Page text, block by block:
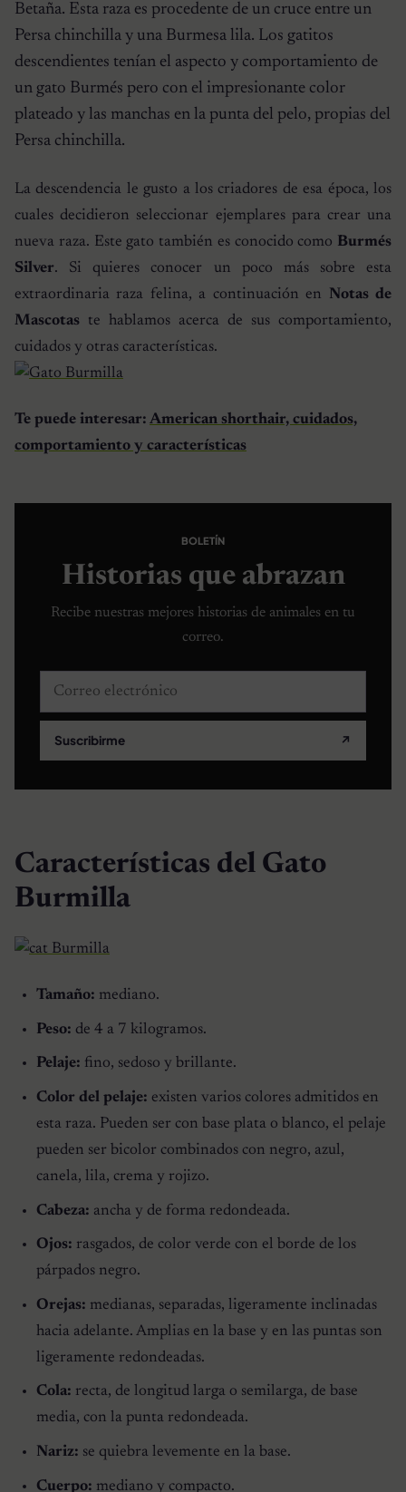
Betaña. Esta raza es procedente de un cruce entre un
Persa chinchilla y una Burmesa lila. Los gatitos
descendientes tenían el aspecto y comportamiento de
un gato Burmés pero con el impresionante color
plateado y las manchas en la punta del pelo, propias del
Persa chinchilla.
La descendencia le gusto a los criadores de esa época, los
cuales decidieron seleccionar ejemplares para crear una
nueva raza. Este gato también es conocido como Burmés
Silver. Si quieres conocer un poco más sobre esta
extraordinaria raza felina, a continuación en Notas de
Mascotas te hablamos acerca de sus comportamiento,
cuidados y otras características.
Te puede interesar: American shorthair, cuidados,
comportamiento y características
BOLETÍN
Historias que abrazan
Recibe nuestras mejores historias de animales en tu
correo.
Correo electrónico
Suscribirme ↗
Características del Gato
Burmilla
Tamaño: mediano.
Peso: de 4 a 7 kilogramos.
Pelaje: fino, sedoso y brillante.
Color del pelaje: existen varios colores admitidos en
esta raza. Pueden ser con base plata o blanco, el pelaje
pueden ser bicolor combinados con negro, azul,
canela, lila, crema y rojizo.
Cabeza: ancha y de forma redondeada.
Ojos: rasgados, de color verde con el borde de los
párpados negro.
Orejas: medianas, separadas, ligeramente inclinadas
hacia adelante. Amplias en la base y en las puntas son
ligeramente redondeadas.
Cola: recta, de longitud larga o semilarga, de base
media, con la punta redondeada.
Nariz: se quiebra levemente en la base.
Cuerpo: mediano y compacto.